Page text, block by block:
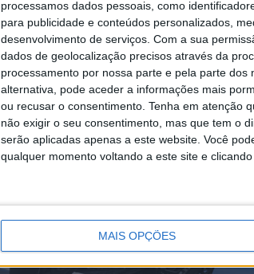
processamos dados pessoais, como
para publicidade e conteúdos personalizados,
desenvolvimento de serviços. Com a sua
dados de geolocalização precisos através da
processamento por nossa parte e pela parte
alternativa, pode aceder a informações mais
ou recusar o consentimento. Tenha em atenção
não exigir o seu consentimento, mas que tem o
serão aplicadas apenas a este website. Você
qualquer momento voltando a este site e
MAIS OPÇÕES